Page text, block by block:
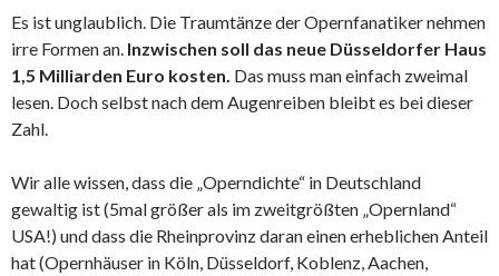
Es ist unglaublich. Die Traumtänze der Opernfanatiker nehmen
irre Formen an. Inzwischen soll das neue Düsseldorfer Haus
1,5 Milliarden Euro kosten. Das muss man einfach zweimal
lesen. Doch selbst nach dem Augenreiben bleibt es bei dieser
Zahl.
Wir alle wissen, dass die „Operndichte“ in Deutschland
gewaltig ist (5mal größer als im zweitgrößten „Opernland“
USA!) und dass die Rheinprovinz daran einen erheblichen Anteil
hat (Opernhäuser in Köln, Düsseldorf, Koblenz, Aachen,